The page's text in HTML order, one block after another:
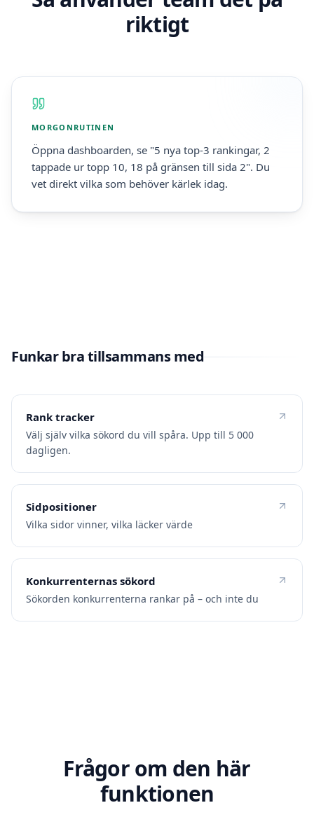
riktigt
MORGONRUTINEN
Öppna dashboarden, se "5 nya top-3 rankingar, 2
tappade ur topp 10, 18 på gränsen till sida 2". Du
vet direkt vilka som behöver kärlek idag.
Funkar bra tillsammans med
Rank tracker
Välj själv vilka sökord du vill spåra. Upp till 5 000
dagligen.
Sidpositioner
Vilka sidor vinner, vilka läcker värde
Konkurrenternas sökord
Sökorden konkurrenterna rankar på – och inte du
Frågor om den här
funktionen